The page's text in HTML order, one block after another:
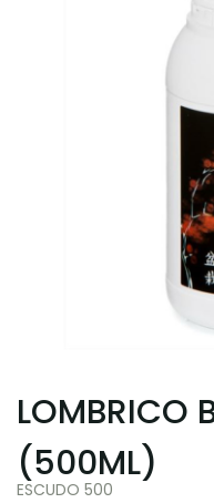
LOMBRICO
(500ML)
ESCUDO 500